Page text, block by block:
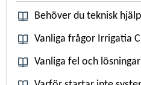
Behöver du teknisk
Vanliga frågor Irrigatia
Vanliga fel och